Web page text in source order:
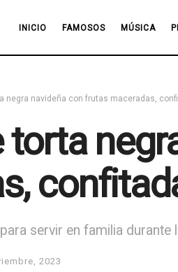
INICIO FAMOSOS MÚSICA
negra navideña con frutas maceradas,
torta
servir en familia durante
2023